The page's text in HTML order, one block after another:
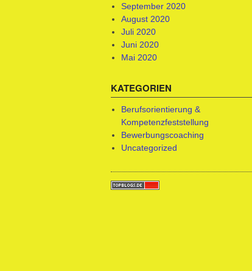
September 2020
August 2020
Juli 2020
Juni 2020
Mai 2020
KATEGORIEN
Berufsorientierung &
Kompetenzfeststellung
Bewerbungscoaching
Uncategorized